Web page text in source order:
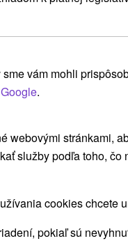
skalách,
ZOBRAZIŤ
vám mohli
.
webovými stránkami,
služby podľa toho, čo
cookies chcete
pokiaľ sú